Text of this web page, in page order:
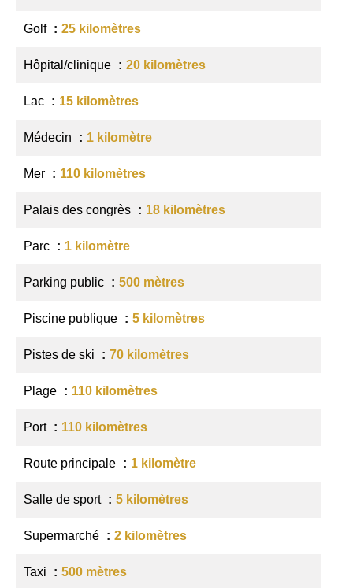
Golf 25 kilomètres
Hôpital/clinique 20 kilomètres
Lac 15 kilomètres
Médecin 1 kilomètre
Mer 110 kilomètres
Palais des congrès 18 kilomètres
Parc 1 kilomètre
Parking public 500 mètres
Piscine publique 5 kilomètres
Pistes de ski 70 kilomètres
Plage 110 kilomètres
Port 110 kilomètres
Route principale 1 kilomètre
Salle de sport 5 kilomètres
Supermarché 2 kilomètres
Taxi 500 mètres